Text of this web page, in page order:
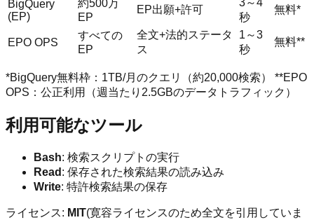
BigQuery
(EP)
約500万
EP
EP出願+許可
秒
無料*
EPO OPS
すべての
EP
全文+法的ステータ
ス
1～3
秒
無料**
*BigQuery無料枠：1TB/月のクエリ（約20,000検索） **EPO
OPS：公正利用（週当たり2.5GBのデータトラフィック）
利用可能なツール
Bash: 検索スクリプトの実行
Read : 保存された検索結果の読み込み
Write: 特許検索結果の保存
ライセンス: MIT(寛容ライセンスのため全文を引用していま